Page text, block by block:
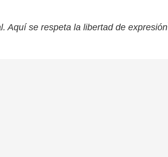
Aquí se respeta la libertad de expresión